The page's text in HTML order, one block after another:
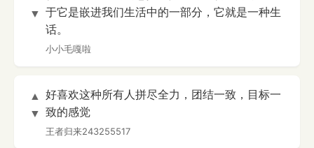
▼ 于它是嵌进我们生活中的一部分，它就是一种生
话。
小小毛嘎啦
▲
▼
好喜欢这种所有人拼尽全力，团结一致，目标一
致的感觉
王者归来243255517